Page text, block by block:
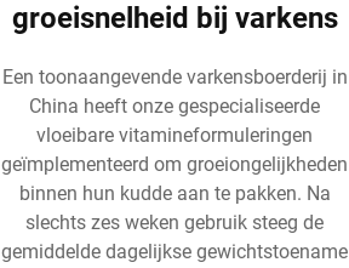
groeisnelheid bij varkens
Een toonaangevende varkensboerderij in
China heeft onze gespecialiseerde
vloeibare vitamineformuleringen
geïmplementeerd om groeiongelijkheden
binnen hun kudde aan te pakken. Na
slechts zes weken gebruik steeg de
gemiddelde dagelijkse gewichtstoename